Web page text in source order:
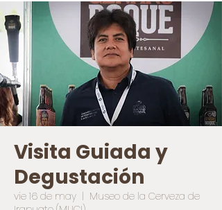
Visita Guiada y
Degustación
vie 16 de may
  |
Museo de la Cerveza de